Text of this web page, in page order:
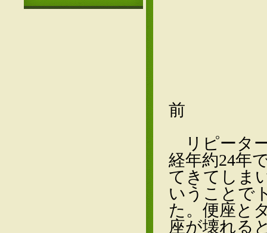
前
リピータ
経年約24年
てきてしま
いうことで
た。便座と
座が壊れる